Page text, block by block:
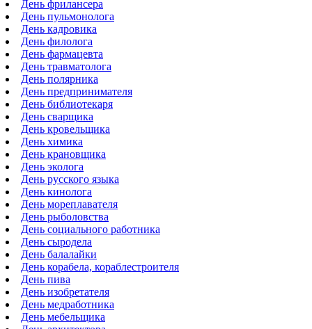
День фрилансера
День пульмонолога
День кадровика
День филолога
День фармацевта
День травматолога
День полярника
День предпринимателя
День библиотекаря
День сварщика
День кровельщика
День химика
День крановщика
День эколога
День русского языка
День кинолога
День мореплавателя
День рыболовства
День социального работника
День сыродела
День балалайки
День корабела, кораблестроителя
День пива
День изобретателя
День медработника
День мебельщика